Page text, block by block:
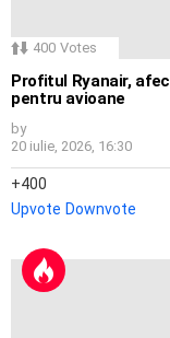
400 Votes
Profitul Ryanair,
pentru avioane
by
20 iulie, 2026, 16:30
400
Upvote Downvote